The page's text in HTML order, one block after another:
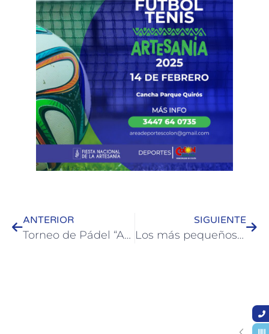
ANTERIOR
Torneo de Pádel “Artesanía 2025” en Colón
SIGUIENTE
Los más pequeños también disfrutan de la Colonia de Vacaciones